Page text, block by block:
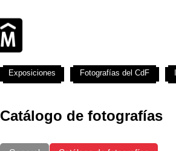
Catálogo de fotografías
Exposiciones Fotografías del CdF